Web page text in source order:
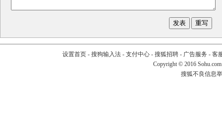
设置首页- 搜狗输入法- 支付中心- 搜狐招聘- 广告服务 - 客
Copyright © 2016
搜狐不良信息